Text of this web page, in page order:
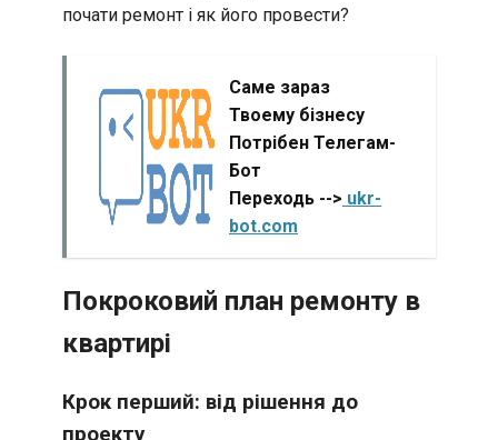
почати ремонт і як його провести?
Саме зараз
Твоему бізнесу
Потрібен Телегам-
Бот
Переходь --> ukr-
bot.com
Покроковий план ремонту в
квартирі
Крок перший: від рішення до
проекту